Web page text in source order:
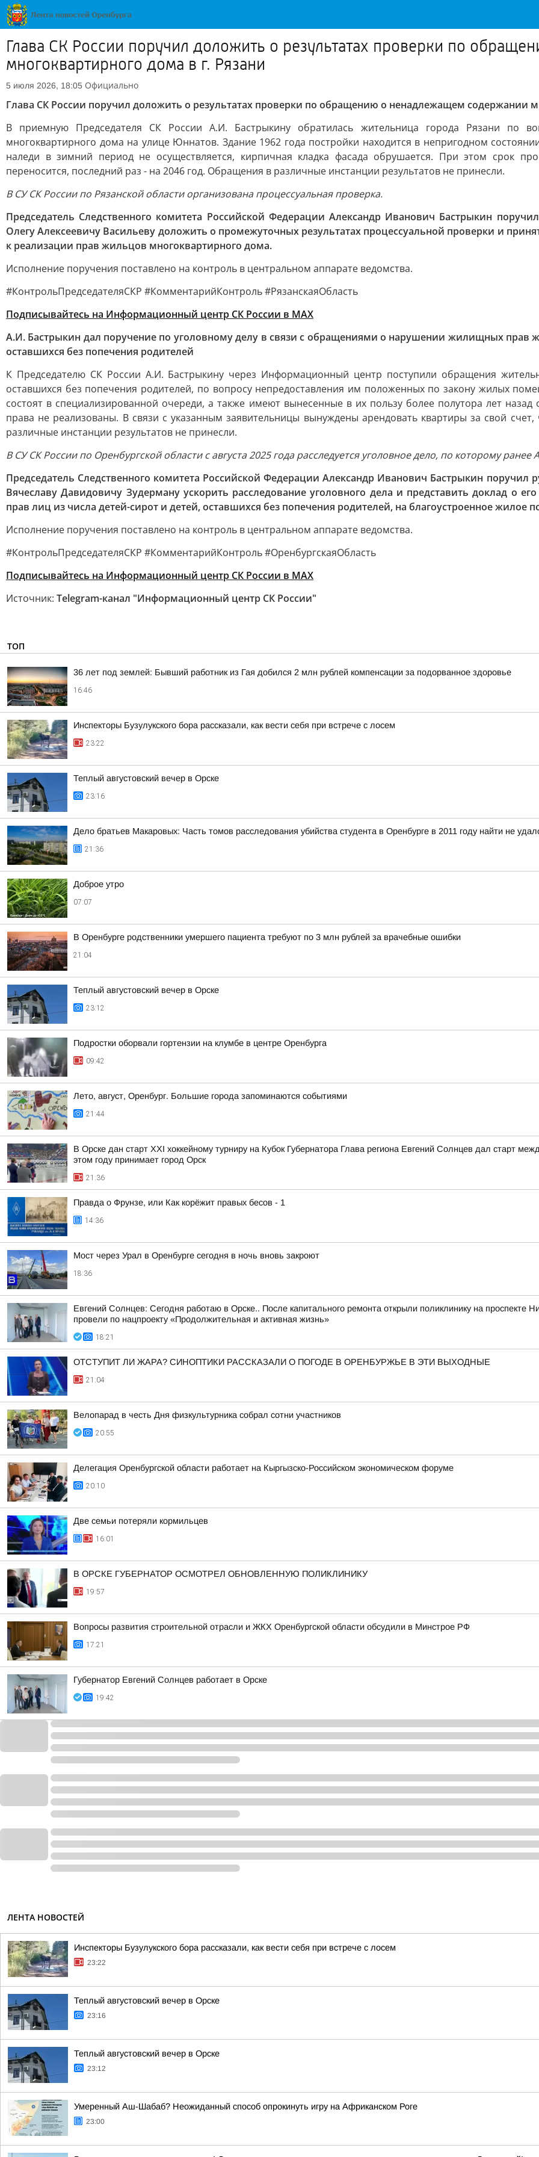
Глава СК России поручил доложить о результатах проверки по
многоквартирного дома в г. Рязани
5 июля 2026, 18:05 Официально
Глава СК России поручил доложить о результатах проверки по обращению о ненадлежащем содержании
В приемную Председателя СК России А.И. Бастрыкину обратилась жительница города Рязани по
многоквартирного дома на улице Юннатов. Здание 1962 года постройки находится в непригодном
наледи в зимний период не осуществляется, кирпичная кладка фасада обрушается. При этом срок
переносится, последний раз - на 2046 год. Обращения в различные инстанции результатов не принесли.
В СУ СК России по Рязанской области организована процессуальная проверка.
Председатель Следственного комитета Российской Федерации Александр Иванович Бастрыкин
Олегу Алексеевичу Васильеву доложить о промежуточных результатах процессуальной проверки и
к реализации прав жильцов многоквартирного дома.
Исполнение поручения поставлено на контроль в центральном аппарате ведомства.
#КонтрольПредседателяСКР #КомментарийКонтроль #РязанскаяОбласть
Подписывайтесь на Информационный центр СК России в MAХ
А.И. Бастрыкин дал поручение по уголовному делу в связи с обращениями о нарушении жилищных прав
оставшихся без попечения родителей
К Председателю СК России А.И. Бастрыкину через Информационный центр поступили обращения
оставшихся без попечения родителей, по вопросу непредоставления им положенных по закону жилых
состоят в специализированной очереди, а также имеют вынесенные в их пользу более полутора лет
права не реализованы. В связи с указанным заявительницы вынуждены арендовать квартиры за свой
различные инстанции результатов не принесли.
В СУ СК России по Оренбургской области с августа 2025 года расследуется уголовное дело, по которому
Председатель Следственного комитета Российской Федерации Александр Иванович Бастрыкин поручил
Вячеславу Давидовичу Зудерману ускорить расследование уголовного дела и представить доклад о
прав лиц из числа детей-сирот и детей, оставшихся без попечения родителей, на благоустроенное жилое
Исполнение поручения поставлено на контроль в центральном аппарате ведомства.
#КонтрольПредседателяСКР #КомментарийКонтроль #ОренбургскаяОбласть
Подписывайтесь на Информационный центр СК России в MAХ
Источник: Telegram-канал "Информационный центр СК России"
ТОП
36 лет под землей: Бывший работник из Гая добился 2 млн рублей компенсации за подорванное здоровье
16:46
Инспекторы Бузулукского бора рассказали, как вести себя при встрече с лосем
23:22
Теплый августовский вечер в Орске
23:16
Дело братьев Макаровых: Часть томов расследования убийства студента в Оренбурге в 2011 году найти не
21:36
Доброе утро
07:07
В Оренбурге родственники умершего пациента требуют по 3 млн рублей за врачебные ошибки
21:04
Теплый августовский вечер в Орске
23:12
Подростки оборвали гортензии на клумбе в центре Оренбурга
09:42
Лето, август, Оренбург. Большие города запоминаются событиями
21:44
В Орске дан старт XXI хоккейному турниру на Кубок Губернатора Глава региона Евгений Солнцев дал старт
этом году принимает город Орск
21:36
Правда о Фрунзе, или Как корёжит правых бесов - 1
14:36
Мост через Урал в Оренбурге сегодня в ночь вновь закроют
18:36
Евгений Солнцев: Сегодня работаю в Орске.. После капитального ремонта открыли поликлинику на
провели по нацпроекту «Продолжительная и активная жизнь»
18:21
ОТСТУПИТ ЛИ ЖАРА? СИНОПТИКИ РАССКАЗАЛИ О ПОГОДЕ В ОРЕНБУРЖЬЕ В ЭТИ ВЫХОДНЫЕ
21:04
Велопарад в честь Дня физкультурника собрал сотни участников
20:55
Делегация Оренбургской области работает на Кыргызско-Российском экономическом форуме
20:10
Две семьи потеряли кормильцев
16:01
В ОРСКЕ ГУБЕРНАТОР ОСМОТРЕЛ ОБНОВЛЕННУЮ ПОЛИКЛИНИКУ
19:57
Вопросы развития строительной отрасли и ЖКХ Оренбургской области обсудили в Минстрое РФ
17:21
Губернатор Евгений Солнцев работает в Орске
19:42
ЛЕНТА НОВОСТЕЙ
Инспекторы Бузулукского бора рассказали, как вести себя при встрече с лосем
23:22
Теплый августовский вечер в Орске
23:16
Теплый августовский вечер в Орске
23:12
Умеренный Аш-Шабаб? Неожиданный способ опрокинуть игру на Африканском Роге
23:00